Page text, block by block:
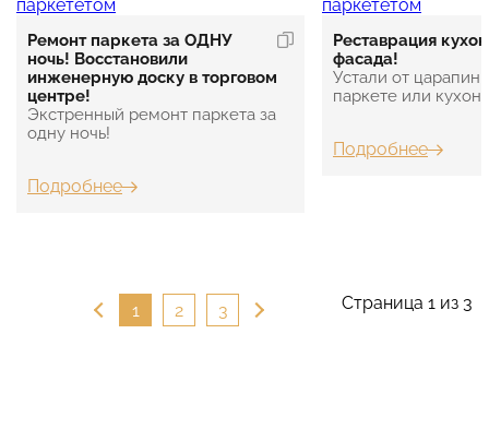
Ремонт паркета за ОДНУ
ночь! Восстановили
инженерную доску в торговом
центре!
Экстренный ремонт паркета за
одну ночь!
Подробнее
Реставрация
фасада!
Устали от царапин
паркете или
Подробнее
Страница 1 из 3
1 2 3